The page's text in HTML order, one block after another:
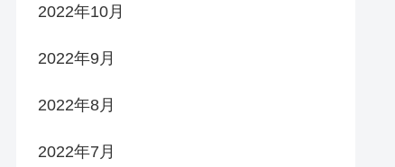
2022年10月
2022年9月
2022年8月
2022年7月